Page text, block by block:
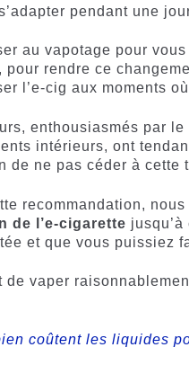
pendant une
au vapotage pour
pour rendre ce
l’e-cig aux moments
enthousiasmés par
intérieurs, ont
de ne pas céder à cette
recommandation,
de l’e-cigarette
et que vous puissiez
de vaper
coûtent les liquides